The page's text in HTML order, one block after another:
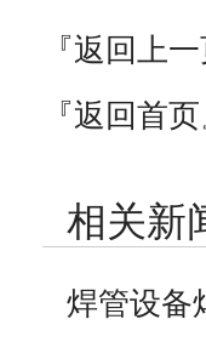
『返回上一
『返回首页
相关新
焊管设备